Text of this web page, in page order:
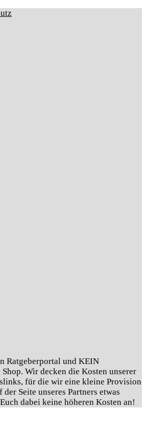
Ratgeberportal und KEIN
Wir decken die Kosten unserer
für die wir eine kleine Provision
Seite unseres Partners etwas
dabei keine höheren Kosten an!